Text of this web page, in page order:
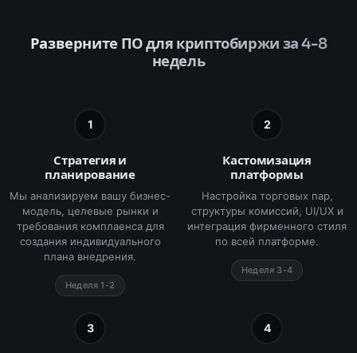
Разверните ПО для криптобиржи за 4-8
недель
1
Стратегия и
планирование
Мы анализируем вашу бизнес-
модель, целевые рынки и
требования комплаенса для
создания индивидуального
плана внедрения.
Неделя 1-2
2
Кастомизация
платформы
Настройка торговых пар,
структуры комиссий, UI/UX и
интеграция фирменного стиля
по всей платформе.
Неделя 3-4
3 4